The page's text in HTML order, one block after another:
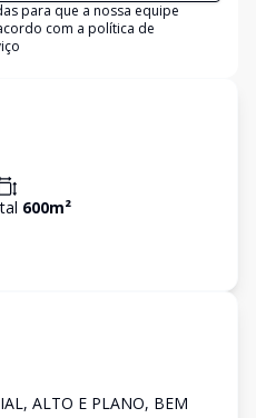
para que a nossa equipe
com a política de
600m²
ALTO E PLANO, BEM